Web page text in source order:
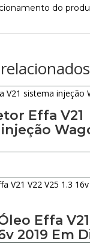
do
Effa V21
Effa
2019 Em